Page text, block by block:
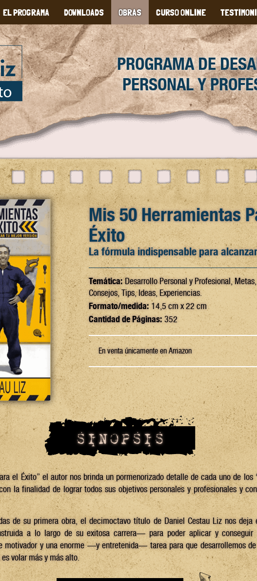
EL PROGRAMA DOWNLOADS OBRAS CURSO ONLINE
PROGRAMA DE
PERSONAL Y
Mis 50 Herramientas
Éxito
La fórmula indispensable para
Temática: Desarrollo Personal y Profesional,
Consejos, Tips, Ideas, Experiencias.
Formato/medida: 14,5 cm x 22 cm
Cantidad de Páginas: 352
En venta únicamente en Amazon
SINOPSIS
el Éxito” el autor nos brinda un pormenorizado detalle de cada uno de los
la finalidad de lograr todos sus objetivos personales y profesionales y
de su primera obra, el decimoctavo título de Daniel Cestau Liz nos deja
a lo largo de su exitosa carrera— para poder aplicar y conseguir
motivador y una enorme —y entretenida— tarea para que desarrollemos
volar más y más alto.